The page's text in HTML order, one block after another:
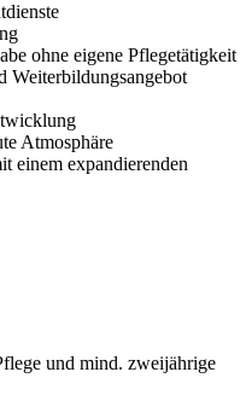
ohne eigene Pflegetätigkeit
Weiterbildungsangebot
Atmosphäre
einem expandierenden
und mind. zweijährige